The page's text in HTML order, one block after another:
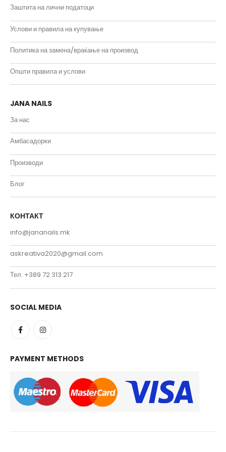
Заштита на лични податоци
Услови и правила на купување
Политика на замена/враќање на производ
Општи правила и услови
JANA NAILS
За нас
Амбасадорки
Производи
Блог
КОНТАКТ
info@jananails.mk
askreativa2020@gmail.com
Тел. +389 72 313 217
SOCIAL MEDIA
PAYMENT METHODS